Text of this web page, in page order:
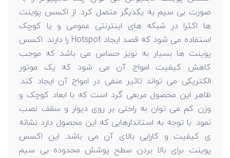
صورت بی سیم به یکدیگر متصل کرد. از اکسس پوینت
ها اکثرا در شبکه های اینترنتی عمومی و یا کوچک
استفاده می شود که قصد ایجاد Hotspot را دارند. اکسس
پوینت ها بسیار به نویز حساس می باشد که موجب
کاهش کیفیت امواج آن می شود که یک موتور
الکتریکی می تواند تاثیر منفی در امواج آن ایجاد کند.
ظاهر این محصول مربعی گرد است که با ابعاد کوچک و
وزن کم می توان به راحتی بر روی دیوار و سقف نصب
نمود. با توجه به استاندارهایی که این محصول دارد نشانه
ی کیفیت و کارایی بالای آن می باشد. این اکسس
پوینت برای بالا بردن سطح پوشش محدوده بی سیم